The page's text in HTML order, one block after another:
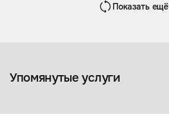
Показать ещё
Упомянутые услуги
Перетяжка салона